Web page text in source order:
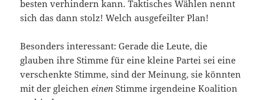
besten verhindern kann. Taktisches Wählen nennt
sich das dann stolz! Welch ausgefeilter Plan!
Besonders interessant: Gerade die Leute, die
glauben ihre Stimme für eine kleine Partei sei eine
verschenkte Stimme, sind der Meinung, sie könnten
mit der gleicheneinen Stimme irgendeine Koalition